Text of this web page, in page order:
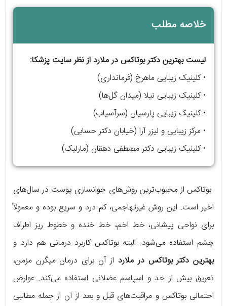
خلاصه مطلب
لیست بهترین دکتر بوتاکس در ملارد از نظر سایت پزشکا:
• کلینیک زیبایی ماهرخ (فرمانداری)
• کلینیک زیبایی نیلا (میدان گل‌ها)
• کلینیک زیبایی پارسیان (سرآسیاب)
• مرکز زیبایی و لیزر آرا (خیابان دکتر حسابی)
• کلینیک زیبایی دکتر مصطفی دهقان (مارلیک)
بوتاکس از محبوب‌ترین روش‌های جوانسازی پوست در سال‌های
اخیر است. این روش غیرتهاجمی، کم درد و سریع بوده و معمولاً
برای نواحی پیشانی، خط اخم، خط خنده و خطوط ریز اطراف
چشم استفاده می‌شود. البته بوتاکس کاربرد درمانی هم دارد و
بهترین دکتر بوتاکس در ملارد از آن برای درمان میگرن مزمن،
تعریق بیش از حد و اسپاسم عضلانی استفاده می‌کند. عوارض
احتمالی بوتاکس و مراقبت‌های قبل و بعد از آن از جمله مطالبی